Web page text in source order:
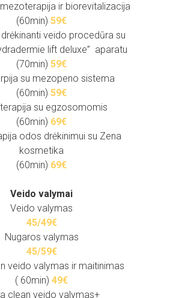
ir biorevitalizacija
(60min) 59€
drėkinanti veido procedūra su
lift deluxe” aparatu
(70min) 59€
su mezopeno sistema
(60min) 59€
su egzosomomis
(60min) 69€
odos drėkinimui su Zena
kosmetika
(60min) 69€
Veido valymai
Veido valymas
45/49€
Nugaros valymas
45/59€
veido valymas ir maitinimas
( 60min) 49€
clean veido valymas+